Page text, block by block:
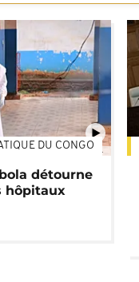
01:34
DU CONGO
détourne
hôpitaux